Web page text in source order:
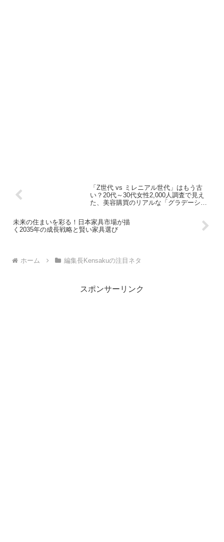
「Z世代 vs ミレニアル世代」はもう古
い？20代～30代女性2,000人調査で見え
た、美容購買のリアルな「グラデーショ
未来の住まいを彩る！日本家具市場が描
く2035年の成長戦略と賢い家具選び
ホーム 編集長Kensakuの注目ネタ
スポンサーリンク